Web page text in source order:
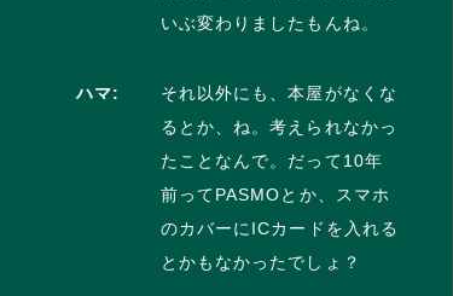
いぶ変わりましたもんね。
ハマ:
それ以外にも、本屋がなくな
るとか、ね。考えられなかっ
たことなんで。だって10年
前ってPASMOとか、スマホ
のカバーにICカードを入れる
とかもなかったでしょ？